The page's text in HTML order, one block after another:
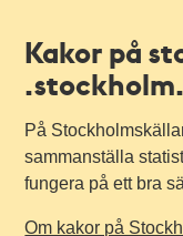
Kakor på
På
sammanställa
fungera på ett bra
Om kakor på